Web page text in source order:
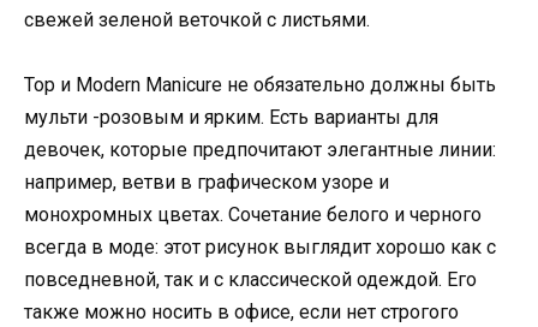
свежей зеленой веточкой с листьями.
Top и Modern Manicure не обязательно должны быть
мульти -розовым и ярким. Есть варианты для
девочек, которые предпочитают элегантные линии:
например, ветви в графическом узоре и
монохромных цветах. Сочетание белого и черного
всегда в моде: этот рисунок выглядит хорошо как с
повседневной, так и с классической одеждой. Его
также можно носить в офисе, если нет строгого